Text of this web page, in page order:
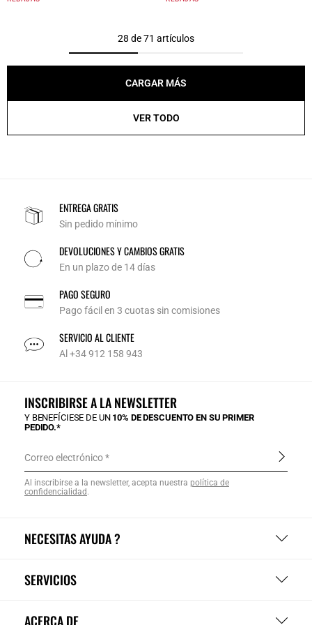
28 de 71 artículos
CARGAR MÁS
VER TODO
ENTREGA GRATIS
Sin pedido mínimo
DEVOLUCIONES Y CAMBIOS GRATIS
En un plazo de 14 días
PAGO SEGURO
Pago fácil en 3 cuotas sin comisiones
SERVICIO AL CLIENTE
Al +34 912 158 943
NECESITAS AYUDA ?
SERVICIOS
ACERCA DE
INSCRIBIRSE A LA NEWSLETTER
Y BENEFÍCIESE DE UN 10% DE DESCUENTO EN SU PRIMER
PEDIDO.*
Correo electrónico
Al inscribirse a la newsletter, acepta nuestra política de
confidencialidad.